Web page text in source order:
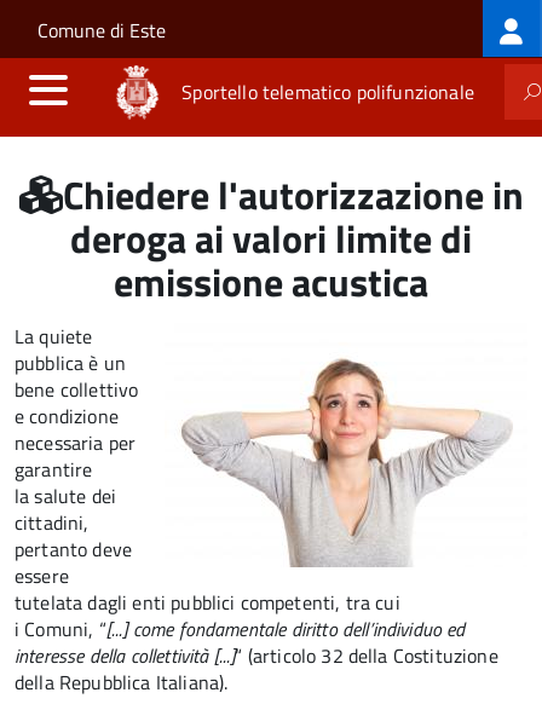
Salta al contenuto principale
Skip to site navigation
Comune di Este
Sportello telematico polifunzionale
Chiedere l'autorizzazione in
deroga ai valori limite di
emissione acustica
La quiete
pubblica è un
bene collettivo
e condizione
necessaria per
garantire
la salute dei
cittadini,
pertanto deve
essere
tutelata dagli enti pubblici competenti, tra cui
i Comuni, “[...] come fondamentale diritto dell’individuo ed
interesse della collettività [...]“ (articolo 32 della Costituzione
della Repubblica Italiana).